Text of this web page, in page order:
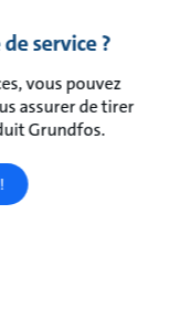
service ?
vous pouvez
assurer de tirer
Grundfos.